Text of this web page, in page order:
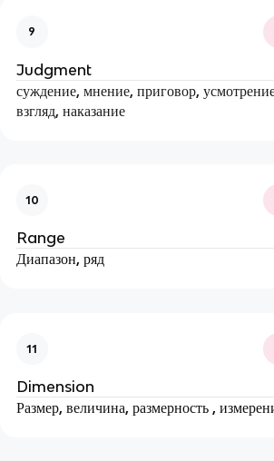
9
Judgment
суждение, мнение, приговор,
взгляд, наказание
10
Range
Диапазон, ряд
11
Dimension
Размер, величина, размерность ,